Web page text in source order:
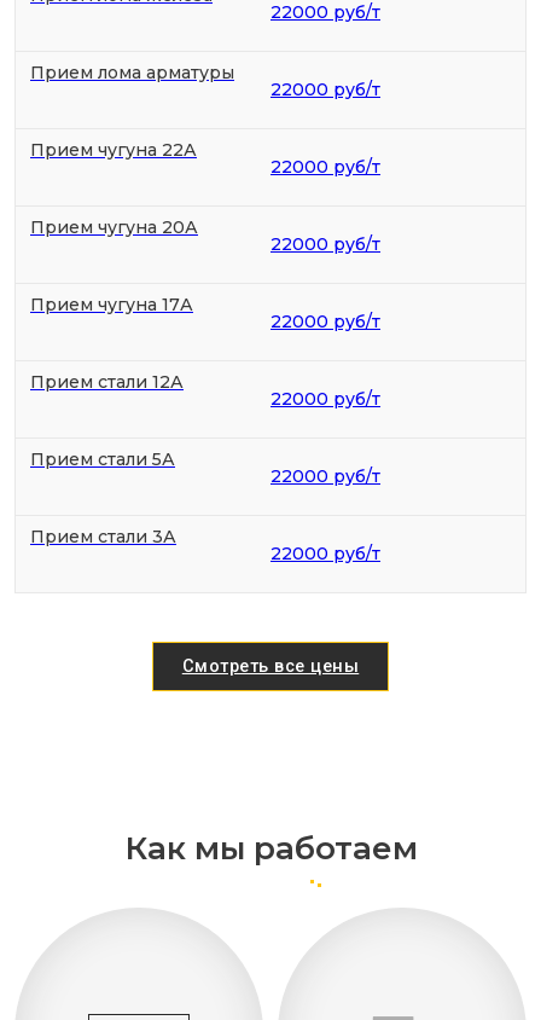
22000 руб/т
Прием лома арматуры
22000 руб/т
Прием чугуна 22А
22000 руб/т
Прием чугуна 20А
22000 руб/т
Прием чугуна 17А
22000 руб/т
Прием стали 12А
22000 руб/т
Прием стали 5А
22000 руб/т
Прием стали 3А
22000 руб/т
Смотреть все цены
Как мы работаем